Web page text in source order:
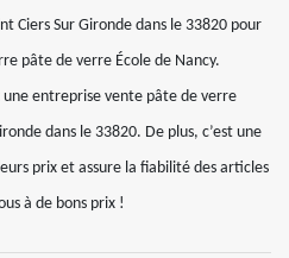
Ciers Sur Gironde dans le 33820 pour
pâte de verre École de Nancy.
entreprise vente pâte de verre
dans le 33820. De plus, c’est une
prix et assure la fiabilité des articles
à de bons prix !